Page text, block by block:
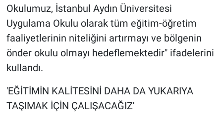
Okulumuz, İstanbul Aydın Üniversitesi
Uygulama Okulu olarak tüm eğitim-öğretim
faaliyetlerinin niteliğini artırmayı ve bölgenin
önder okulu olmayı hedeflemektedir" ifadelerini
kullandı.
'EĞİTİMİN KALİTESİNİ DAHA DA YUKARIYA
TAŞIMAK İÇİN ÇALIŞACAĞIZ'